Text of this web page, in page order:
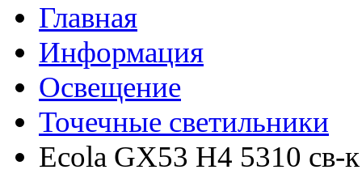
Главная
Информация
Освещение
Точечные светильники
Ecola GX53 H4 5310 св-